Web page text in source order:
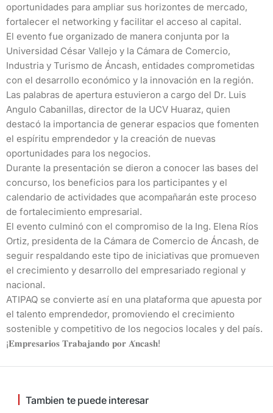
oportunidades para ampliar sus horizontes de mercado,
fortalecer el networking y facilitar el acceso al capital.
El evento fue organizado de manera conjunta por la
Universidad César Vallejo y la Cámara de Comercio,
Industria y Turismo de Áncash, entidades comprometidas
con el desarrollo económico y la innovación en la región.
Las palabras de apertura estuvieron a cargo del Dr. Luis
Angulo Cabanillas, director de la UCV Huaraz, quien
destacó la importancia de generar espacios que fomenten
el espíritu emprendedor y la creación de nuevas
oportunidades para los negocios.
Durante la presentación se dieron a conocer las bases del
concurso, los beneficios para los participantes y el
calendario de actividades que acompañarán este proceso
de fortalecimiento empresarial.
El evento culminó con el compromiso de la Ing. Elena Ríos
Ortiz, presidenta de la Cámara de Comercio de Áncash, de
seguir respaldando este tipo de iniciativas que promueven
el crecimiento y desarrollo del empresariado regional y
nacional.
ATIPAQ se convierte así en una plataforma que apuesta por
el talento emprendedor, promoviendo el crecimiento
sostenible y competitivo de los negocios locales y del país.
¡𝐄𝐦𝐩𝐫𝐞𝐬𝐚𝐫𝐢𝐨𝐬 𝐓𝐫𝐚𝐛𝐚𝐣𝐚𝐧𝐝𝐨 𝐩𝐨𝐫 𝐀́𝐧𝐜𝐚𝐬𝐡!
Tambien te puede interesar